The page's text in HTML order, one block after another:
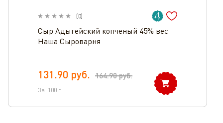
(0)
Сыр Адыгейский копченый 45% вес
Наша Сыроварня
131.90 руб. 164.90руб.
За 100 г.